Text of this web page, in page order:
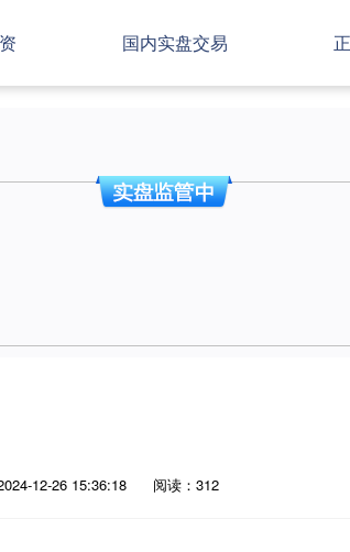
国内实盘交易
12-26 15:36:18 阅读：312